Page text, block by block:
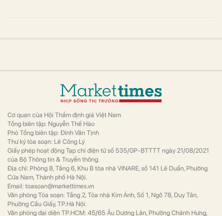
Cơ quan của Hội Thẩm định giá Việt Nam
Tổng biên tập: Nguyễn Thế Hào
Phó Tổng biên tập: Đinh Văn Tịnh
Thư ký tòa soạn: Lê Công Lý
Giấy phép hoạt động Tạp chí điện tử số 535/GP-BTTTT ngày 21/08/2021
của Bộ Thông tin & Truyền thông.
Địa chỉ: Phòng 8, Tầng 6, Khu B tòa nhà VINARE, số 141 Lê Duẩn, Phường
Cửa Nam, Thành phố Hà Nội.
Email: toasoan@markettimes.vn
Văn phòng Tòa soạn: Tầng 2, Tòa nhà Kim Ánh, Số 1, Ngõ 78, Duy Tân,
Phường Cầu Giấy, TP.Hà Nội.
Văn phòng đại diện TP.HCM: 45/65 Âu Dương Lân, Phường Chánh Hưng,